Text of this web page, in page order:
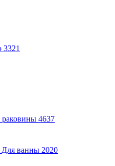
3321
раковины 4637
Для ванны 2020